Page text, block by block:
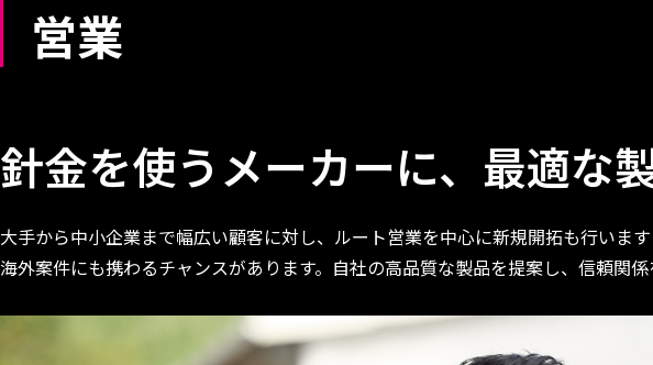
営業
針金を使うメーカーに、最適な
大手から中小企業まで幅広い顧客に対し、ルート営業を中心に新規開拓も行いま
海外案件にも携わるチャンスがあります。自社の高品質な製品を提案し、信頼関係